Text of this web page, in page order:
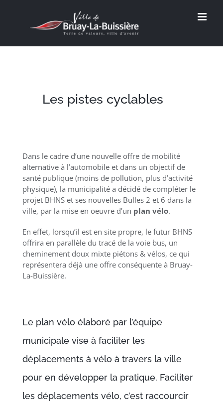
Les pistes cyclables
Dans le cadre d’une nouvelle offre de mobilité
alternative à l’automobile et dans un objectif de
santé publique (moins de pollution, plus d’activité
physique), la municipalité a décidé de compléter le
projet BHNS et ses nouvelles Bulles 2 et 6 dans la
ville, par la mise en oeuvre d’un plan vélo.
En effet, lorsqu’il est en site propre, le futur BHNS
offrira en parallèle du tracé de la voie bus, un
cheminement doux mixte piétons & vélos, ce qui
représentera déjà une offre conséquente à Bruay-
La-Buissière.
Le plan vélo élaboré par l’équipe
municipale vise à faciliter les
déplacements à vélo à travers la ville
pour en développer la pratique. Faciliter
les déplacements vélo, c’est raccourcir